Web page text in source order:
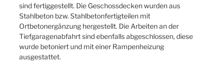
sind fertiggestellt. Die Geschossdecken wurden aus
Stahlbeton bzw. Stahlbetonfertigteilen mit
Ortbetonergänzung hergestellt. Die Arbeiten an der
Tiefgaragenabfahrt sind ebenfalls abgeschlossen, diese
wurde betoniert und mit einer Rampenheizung
ausgestattet.